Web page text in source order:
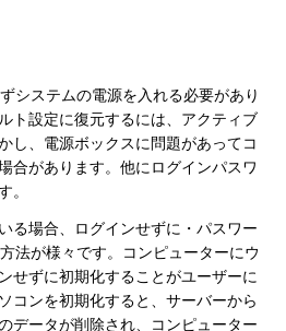
システムの電源を入れる必要があり
ト設定に復元するには、アクティブ
し、電源ボックスに問題があってコ
合があります。他にログインパスワ
。
る場合、ログインせずに・パスワー
法が様々です。コンピューターにウ
せずに初期化することがユーザーに
コンを初期化すると、サーバーから
データが削除され、コンピューター